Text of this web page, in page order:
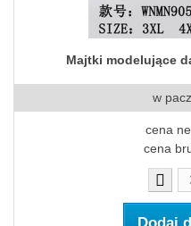
Majtki modelujące
w
cena
cena